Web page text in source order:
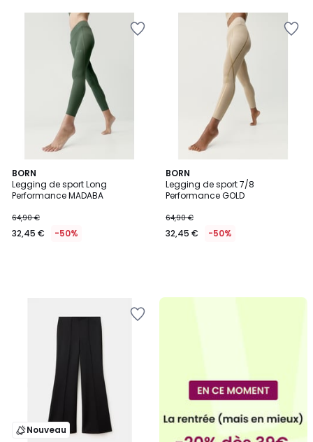
BORN
Legging de sport Long
Performance MADABA
64,90 €
32,45 € -50%
BORN
Legging de sport 7/8
Performance GOLD
64,90 €
32,45 € -50%
Nouveau